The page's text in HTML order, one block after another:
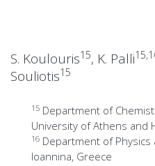
S. Koulouris15, K. Palli
Souliotis15
15 Department of
University of Athens and
16 Department of Physics
Ioannina, Greece